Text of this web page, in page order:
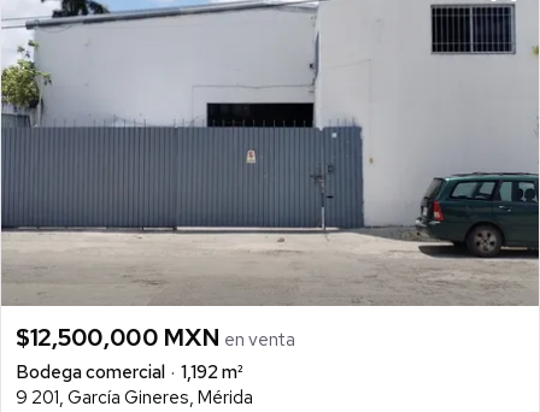
$12,500,000 MXN en venta
Bodega comercial
1,192 m²
9 201, García Gineres, Mérida